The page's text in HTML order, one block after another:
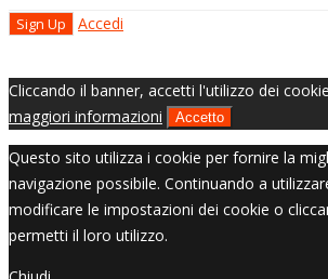
Accedi
Cliccando il banner, accetti l'utilizzo dei
maggiori informazioni
Accetto
Questo sito utilizza i cookie per fornire la
navigazione possibile. Continuando a
modificare le impostazioni dei cookie o
permetti il loro utilizzo.